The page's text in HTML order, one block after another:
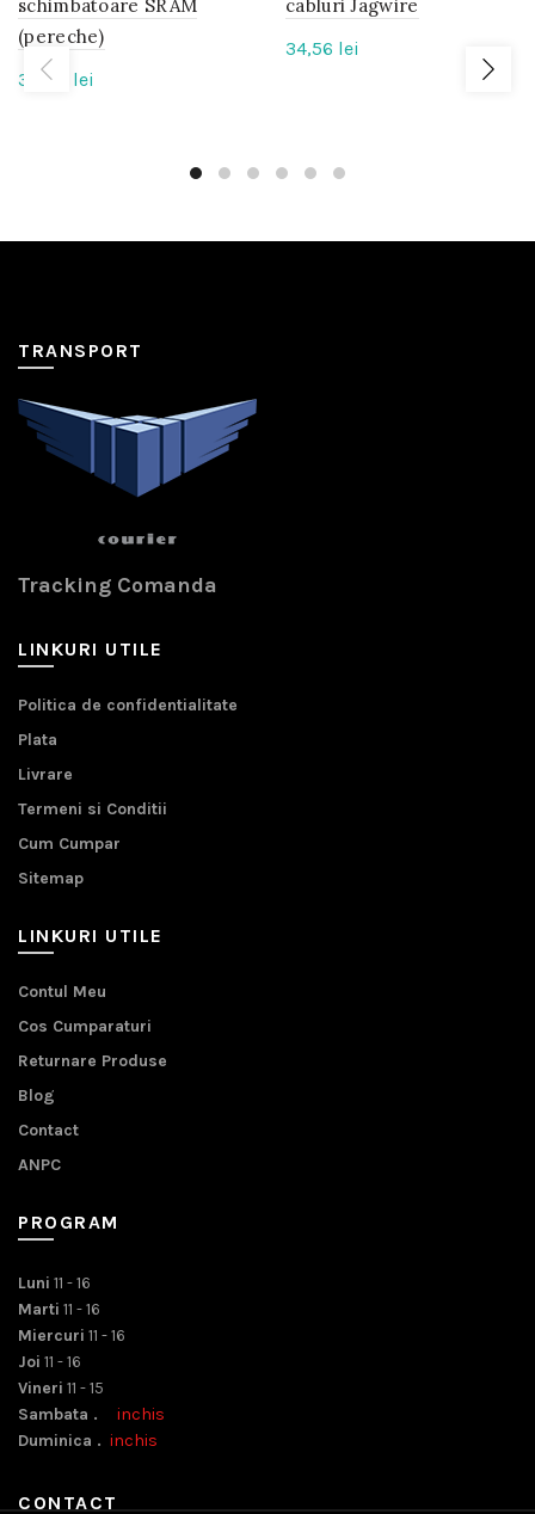
schimbatoare SRAM
(pereche)
38,40 lei
cabluri Jagwire
34,56 lei
TRANSPORT
Tracking Comanda
LINKURI UTILE
Politica de confidentialitate
Plata
Livrare
Termeni si Conditii
Cum Cumpar
Sitemap
LINKURI UTILE
Contul Meu
Cos Cumparaturi
Returnare Produse
Blog
Contact
ANPC
PROGRAM
Luni 11 - 16
Marti 11 - 16
Miercuri 11 - 16
Joi 11 - 16
Vineri 11 - 15
Sambata . inchis
Duminica . inchis
CONTACT